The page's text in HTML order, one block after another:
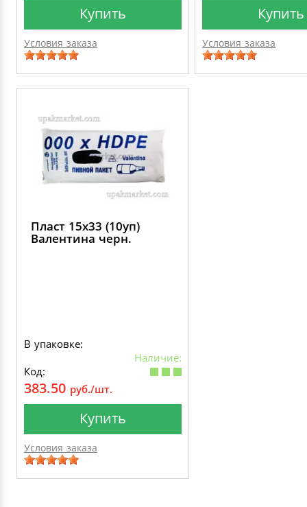
Купить
Условия заказа
Купить
Условия заказа
Пласт 15х33 (10уп)
Валентина черн.
В упаковке:
Наличие:
Код:
383.50 руб./шт.
Купить
Условия заказа